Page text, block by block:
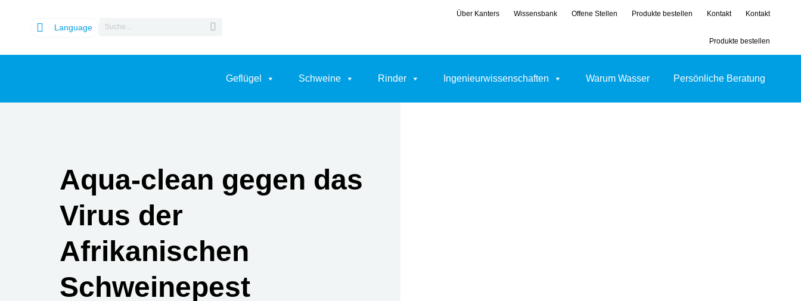
Language
Über Kanters Wissensbank Offene Stellen Produkte bestellen Kontakt Kontakt
Produkte bestellen
Geflügel Schweine Rinder Ingenieurwissenschaften Warum Wasser Persönliche Beratung
Aqua-clean gegen das
Virus der
Afrikanischen
Schweinepest